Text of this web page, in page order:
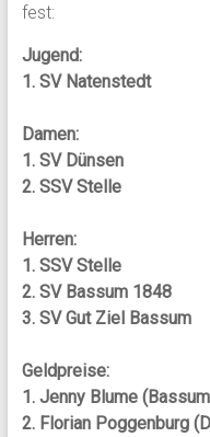
fest:
Jugend:
1. SV Natenstedt
Damen:
1. SV Dünsen
2. SSV Stelle
Herren:
1. SSV Stelle
2. SV Bassum 1848
3. SV Gut Ziel Bassum
Geldpreise:
1. Jenny Blume
2. Florian Poggenburg